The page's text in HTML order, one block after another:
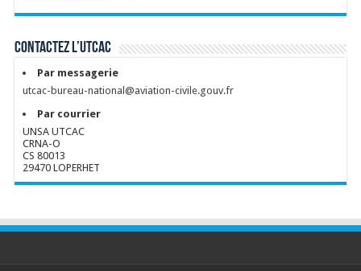
Contactez l’UTCAC
Par messagerie
utcac-bureau-national@aviation-civile.gouv.fr
Par courrier
UNSA UTCAC
CRNA-O
CS 80013
29470 LOPERHET